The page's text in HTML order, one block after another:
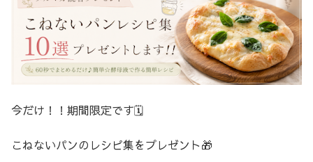
今だけ！！期間限定です🗓️
こねないパンのレシピ集をプレゼント🎁